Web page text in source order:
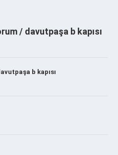
/ davutpaşa b kapısı
b kapısı